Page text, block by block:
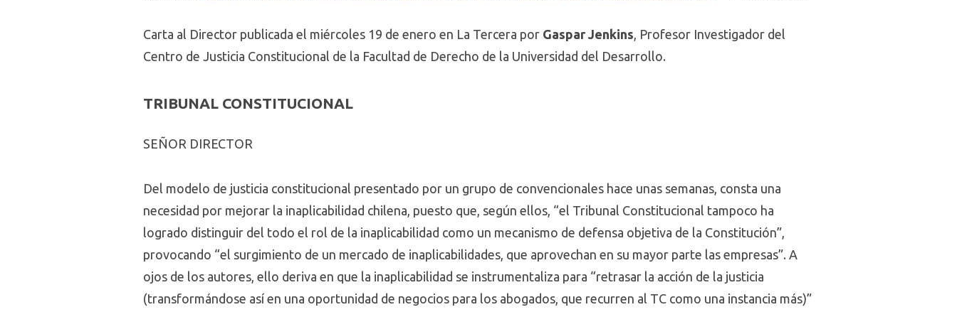
Carta al Director publicada el miércoles 19 de enero en La Tercera por Gaspar Jenkins, Profesor Investigador del
Centro de Justicia Constitucional de la Facultad de Derecho de la Universidad del Desarrollo.
TRIBUNAL CONSTITUCIONAL
SEÑOR DIRECTOR
Del modelo de justicia constitucional presentado por un grupo de convencionales hace unas semanas, consta una
necesidad por mejorar la inaplicabilidad chilena, puesto que, según ellos, “el Tribunal Constitucional tampoco ha
logrado distinguir del todo el rol de la inaplicabilidad como un mecanismo de defensa objetiva de la Constitución”,
provocando “el surgimiento de un mercado de inaplicabilidades, que aprovechan en su mayor parte las empresas”. A
ojos de los autores, ello deriva en que la inaplicabilidad se instrumentaliza para “retrasar la acción de la justicia
(transformándose así en una oportunidad de negocios para los abogados, que recurren al TC como una instancia más)”